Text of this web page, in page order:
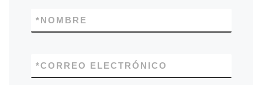
NOMBRE
*
CORREO ELECTRÓNICO
*